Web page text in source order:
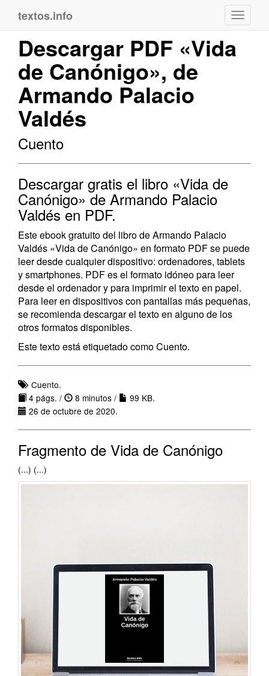
textos.info
Descargar PDF «Vida
de Canónigo», de
Armando Palacio
Valdés
Cuento
Descargar gratis el libro «Vida de
Canónigo» de Armando Palacio
Valdés en PDF.
Este ebook gratuito del libro de Armando Palacio
Valdés «Vida de Canónigo» en formato PDF se puede
leer desde cualquier dispositivo: ordenadores, tablets
y smartphones. PDF es el formato idóneo para leer
desde el ordenador y para imprimir el texto en papel.
Para leer en dispositivos con pantallas más pequeñas,
se recomienda descargar el texto en alguno de los
otros formatos disponibles.
Este texto está etiquetado como Cuento.
Cuento.
4 págs. /
8 minutos /
99 KB.
26 de octubre de 2020.
Fragmento de Vida de Canónigo
(...) (...)